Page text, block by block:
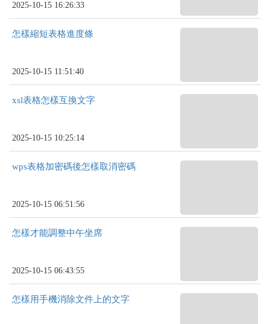
2025-10-15 16:26:33
怎樣縮短表格進度條
2025-10-15 11:51:40
xsl表格怎樣互換文字
2025-10-15 10:25:14
wps表格加密碼後怎樣取消密碼
2025-10-15 06:51:56
怎樣才能調整中午坐席
2025-10-15 06:43:55
怎樣用手機消除文件上的文字